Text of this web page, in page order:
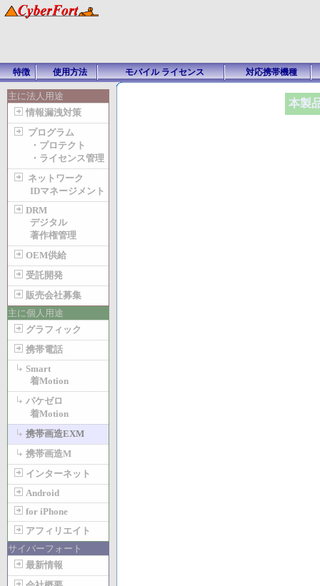
特徴 使用方法 モバイル ライセンス 対応携帯機種
主に法人用途
情報漏洩対策
プログラム
・プロテクト
・ライセンス管理
ネットワーク
IDマネージメント
DRM
デジタル
著作権管理
OEM供給
受託開発
販売会社募集
主に個人用途
グラフィック
携帯電話
Smart
着Motion
パケゼロ
着Motion
携帯画造EXM
携帯画造M
インターネット
Android
for iPhone
アフィリエイト
サイバーフォート
最新情報
本製